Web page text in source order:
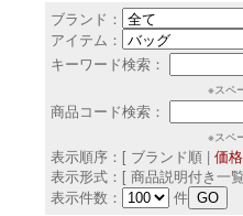
ブランド：
アイテム：
キーワード検索：
※スペ
商品コード検索：
※スペ
表示順序：[ ブランド順 | 価
表示形式：[ 商品説明付き一
表示件数：
件